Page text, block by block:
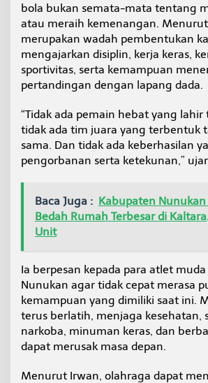
T
a
n
k
a
i
l
a
i
r
t
t
a
bola bukan semata-mata tentang
atau meraih kemenangan.
merupakan wadah pembentukan
mengajarkan disiplin, kerja keras,
sportivitas, serta kemampuan
pertandingan dengan lapang dada.
“Tidak ada pemain hebat yang
tidak ada tim juara yang terbentuk
sama. Dan tidak ada keberhasilan
pengorbanan serta ketekunan,”
Baca Juga : Kabupaten Nunukan
Bedah Rumah Terbesar di
Unit
Ia berpesan kepada para atlet
Nunukan agar tidak cepat merasa
kemampuan yang dimiliki saat ini.
terus berlatih, menjaga kesehatan,
narkoba, minuman keras, dan
dapat merusak masa depan.
Menurut Irwan, olahraga dapat